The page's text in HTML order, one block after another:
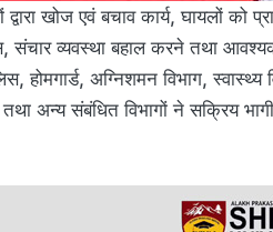
द्वारा खोज एवं बचाव कार्य, घायलों
संचार व्यवस्था बहाल करने तथा
होमगार्ड, अग्निशमन विभाग, स्वास्थ्य
अन्य संबंधित विभागों ने सक्रिय